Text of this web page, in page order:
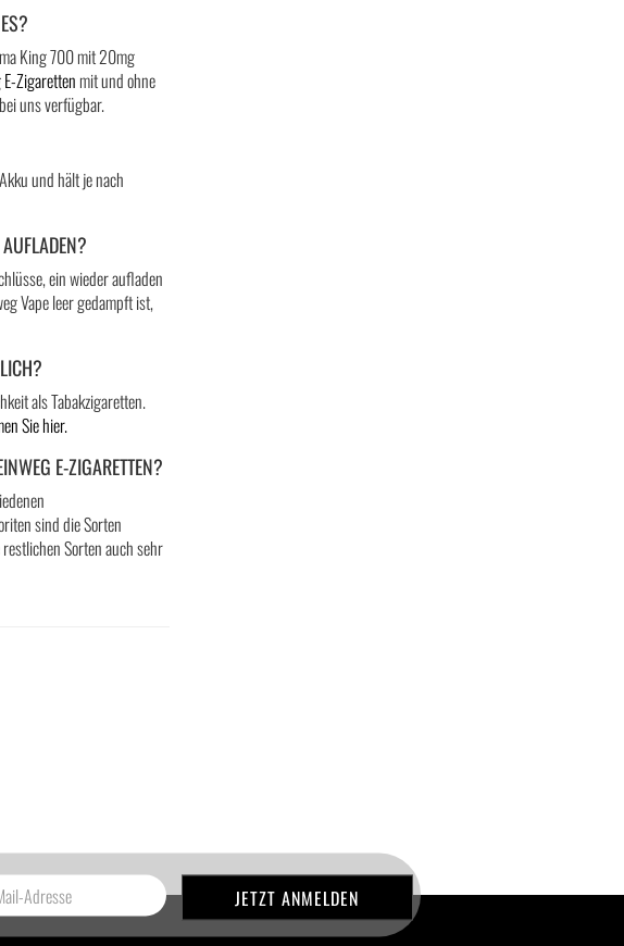
King 700 mit 20mg
Zigaretten mit und ohne
uns verfügbar.
und hält je nach
ein wieder aufladen
Vape leer gedampft ist,
als Tabakzigaretten.
Sie hier.
E-ZIGARETTEN?
sind die Sorten
Sorten auch sehr